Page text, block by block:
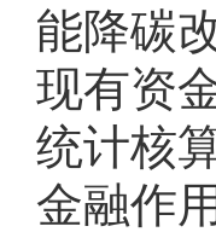
能降碳
现有资
统计核
金融作